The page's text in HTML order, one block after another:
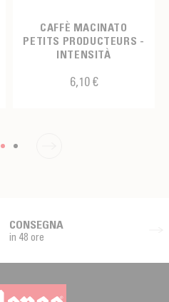
CAFFÈ MACINATO
PETITS PRODUCTEURS -
INTENSITÀ
6,10 €
CONSEGNA
in 48 ore